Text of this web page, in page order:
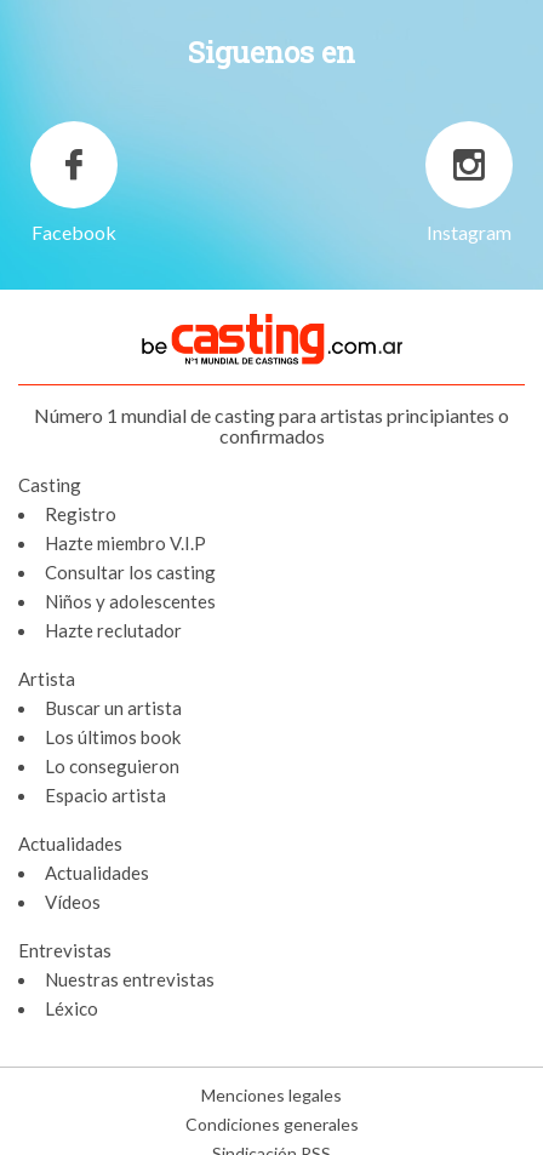
Siguenos en
Facebook Instagram
Número 1 mundial de casting para artistas principiantes o
confirmados
Casting
Registro
Hazte miembro V.I.P
Consultar los casting
Niños y adolescentes
Hazte reclutador
Artista
Buscar un artista
Los últimos book
Lo conseguieron
Espacio artista
Actualidades
Actualidades
Vídeos
Entrevistas
Nuestras entrevistas
Léxico
Menciones legales
Condiciones generales